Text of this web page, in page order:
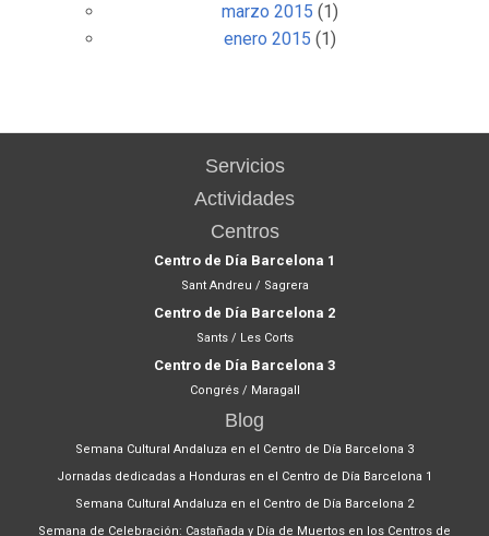
marzo 2015 (1)
enero 2015 (1)
Servicios
Actividades
Centros
Centro de Día Barcelona 1
Sant Andreu / Sagrera
Centro de Día Barcelona 2
Sants / Les Corts
Centro de Día Barcelona 3
Congrés / Maragall
Blog
Semana Cultural Andaluza en el Centro de Día Barcelona 3
Jornadas dedicadas a Honduras en el Centro de Día Barcelona 1
Semana Cultural Andaluza en el Centro de Día Barcelona 2
Semana de Celebración: Castañada y Día de Muertos en los Centros de